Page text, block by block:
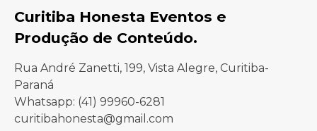
Curitiba Honesta Eventos e
Produção de Conteúdo.
Rua André Zanetti, 199, Vista Alegre, Curitiba-
Paraná
Whatsapp: (41) 99960-6281
curitibahonesta@gmail.com